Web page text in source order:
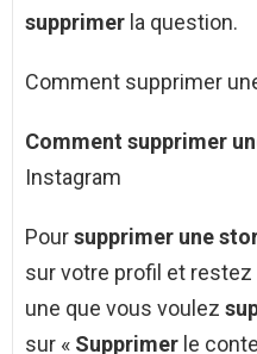
supprimer la question.
Comment supprimer
Comment supprimer
Instagram
Poursupprimer une
sur votre profil et restez
une que vous voulez
sur « Supprimer le